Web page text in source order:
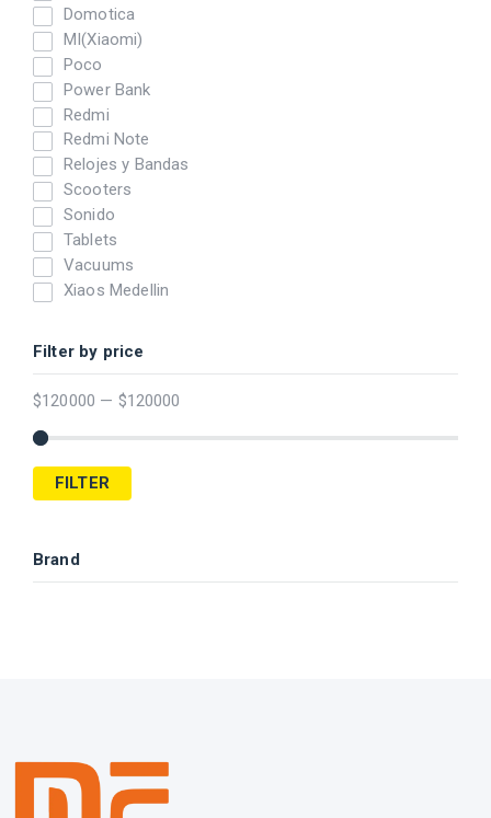
Domotica
MI(Xiaomi)
Poco
Power Bank
Redmi
Redmi Note
Relojes y Bandas
Scooters
Sonido
Tablets
Vacuums
Xiaos Medellin
Filter by price
$120000 — $120000
FILTER
Brand